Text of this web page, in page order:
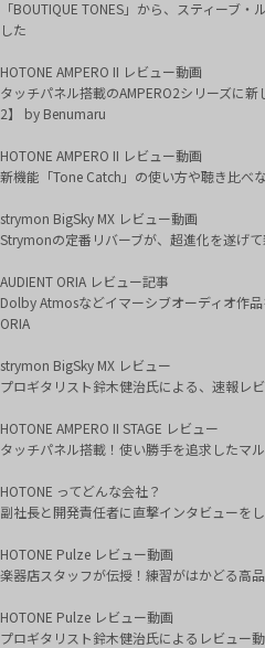
「BOUTIQUE TONES」から、スティーブ
した
HOTONE AMPERO II レビュー動画
タッチパネル搭載のAMPERO2シリーズに新
2】 by Benumaru
HOTONE AMPERO II レビュー動画
新機能「Tone Catch」の使い方や聴き比べ
strymon BigSky MX レビュー動画
Strymonの定番リバーブが、超進化を遂げ
AUDIENT ORIA レビュー記事
Dolby Atmosなどイマーシブオーディオ作
ORIA
strymon BigSky MX レビュー
プロギタリスト鈴木健治氏による、速報レ
HOTONE AMPERO II STAGE レビュー
タッチパネル搭載！使い勝手を追求した
HOTONE ってどんな会社？
副社長と開発責任者に直撃インタビューをし
HOTONE Pulze レビュー動画
楽器店スタッフが伝授！練習がはかどる高
HOTONE Pulze レビュー動画
プロギタリスト鈴木健治氏によるレビュー